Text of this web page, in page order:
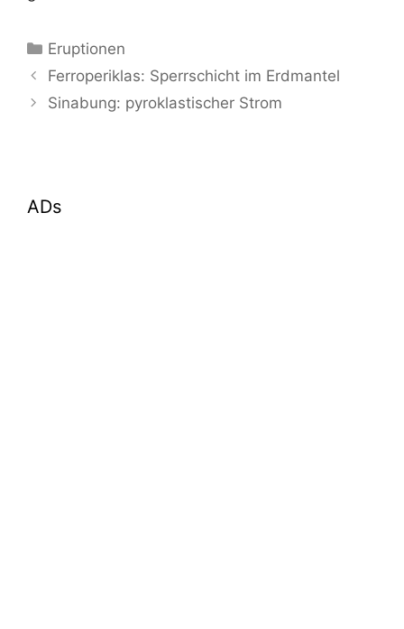
Kategorien
Eruptionen
Ferroperiklas: Sperrschicht im Erdmantel
Sinabung: pyroklastischer Strom
ADs